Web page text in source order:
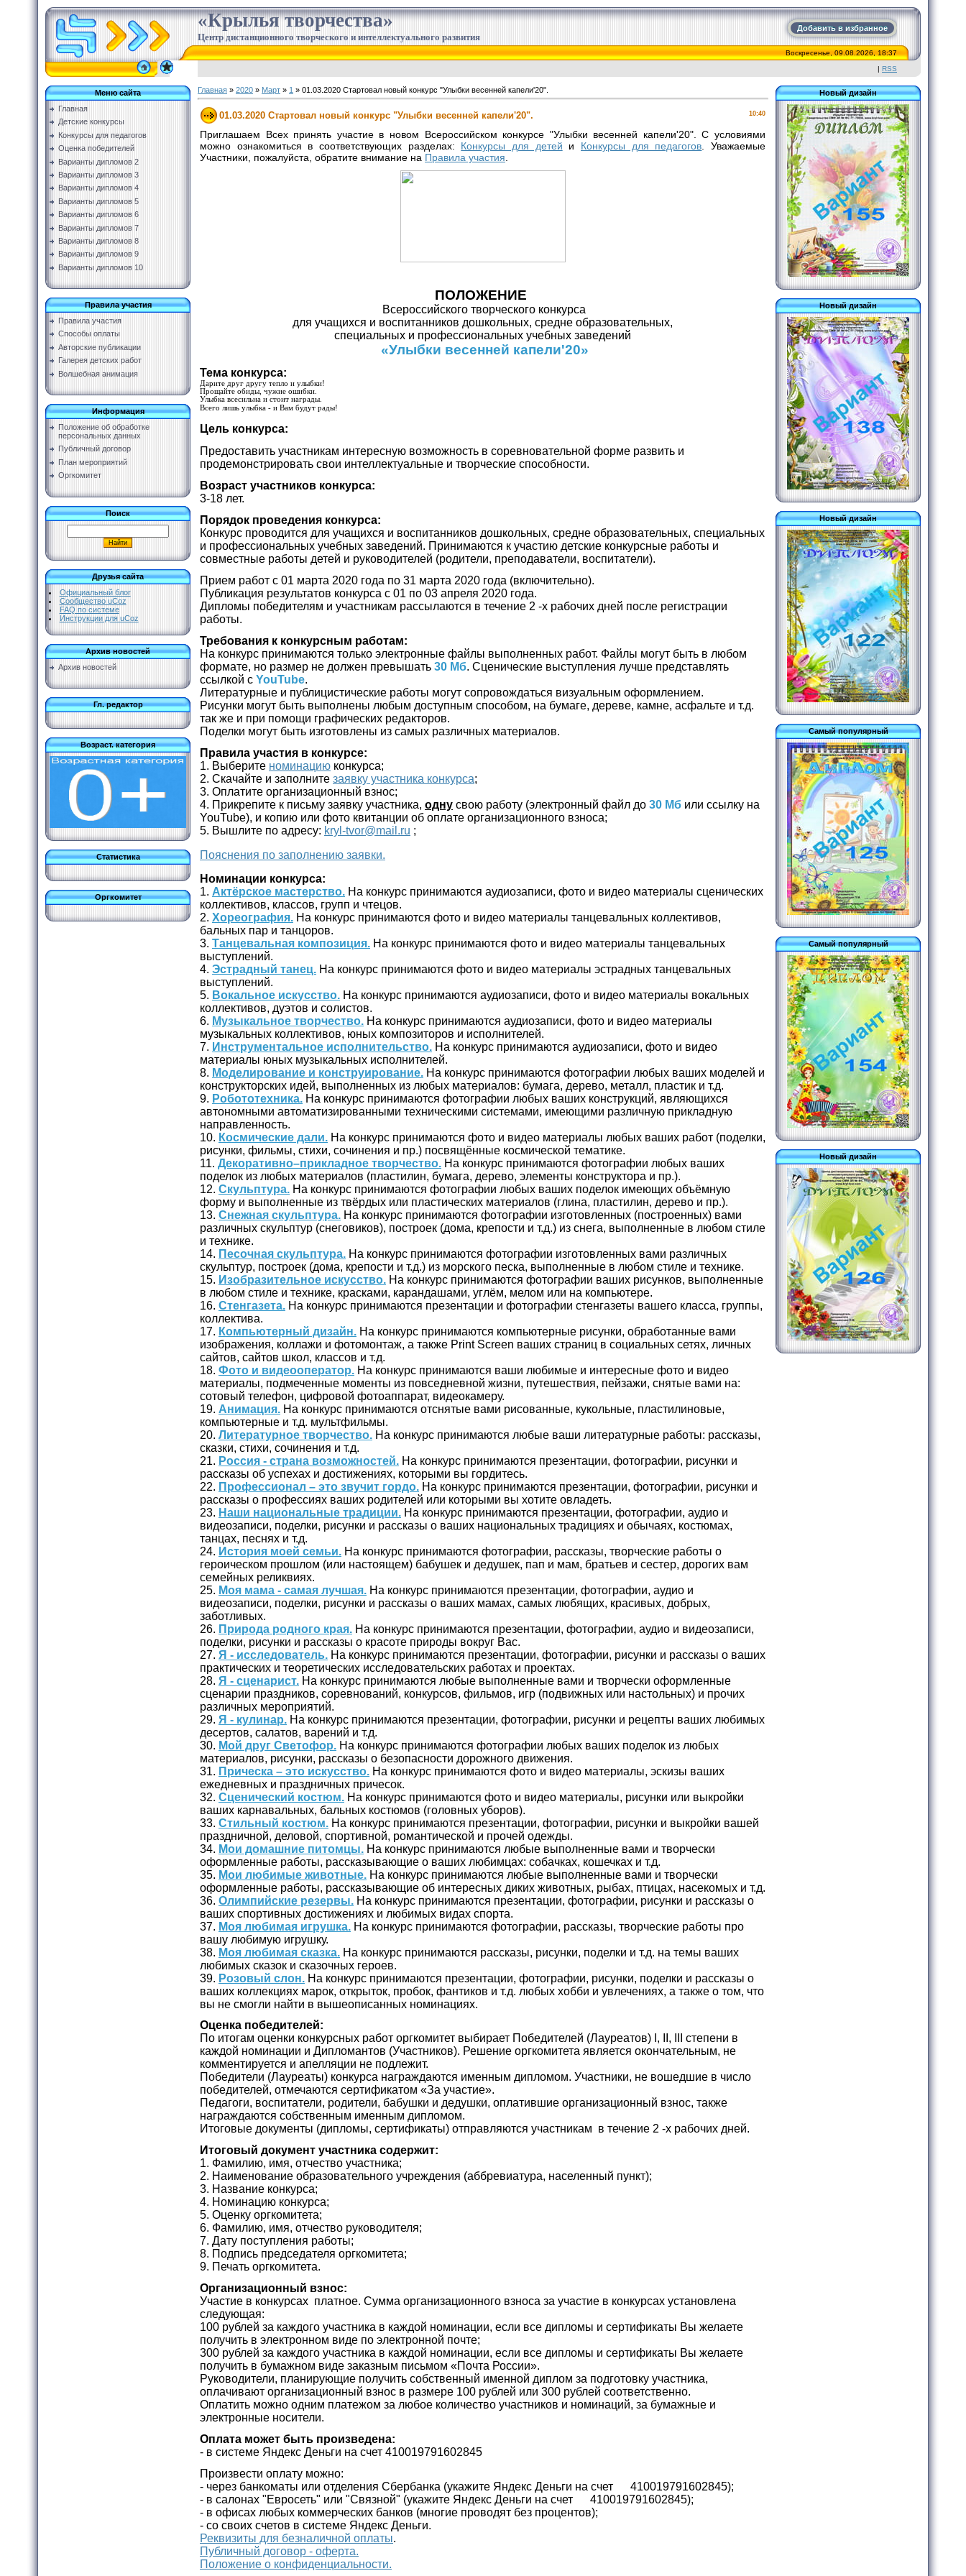
Добавить в избранное
«Крылья творчества»
Центр дистанционного творческого и интеллектуального развития
Воскресенье, 09.08.2026, 18:37
| RSS
Меню сайта
Главная
Детские конкурсы
Конкурсы для педагогов
Оценка победителей
Варианты дипломов 2
Варианты дипломов 3
Варианты дипломов 4
Варианты дипломов 5
Варианты дипломов 6
Варианты дипломов 7
Варианты дипломов 8
Варианты дипломов 9
Варианты дипломов 10
Правила участия
Правила участия
Способы оплаты
Авторские публикации
Галерея детских работ
Волшебная анимация
Информация
Положение об обработке
персональных данных
Публичный договор
План мероприятий
Оргкомитет
Поиск
Друзья сайта
Официальный блог
Сообщество uCoz
FAQ по системе
Инструкции для uCoz
Архив новостей
Архив новостей
Гл. редактор
Возраст. категория
Статистика
Оргкомитет
Главная » 2020 » Март » 1 » 01.03.2020 Стартовал новый конкурс "Улыбки весенней капели'20".
10:40
01.03.2020 Стартовал новый конкурс "Улыбки весенней капели'20".
Приглашаем Всех принять участие в новом Всероссийском конкурсе "Улыбки весенней капели'20". С условиями
можно ознакомиться в соответствующих разделах: Конкурсы для детей и Конкурсы для педагогов . Уважаемые
Участники, пожалуйста, обратите внимание на Правила участия
ПОЛОЖЕНИЕ
Всероссийского творческого конкурса
для учащихся и воспитанников дошкольных, средне образовательных,
специальных и профессиональных учебных заведений
«Улыбки весенней капели'20»
Тема конкурса:
Дарите друг другу тепло и улыбки!
Прощайте обиды, чужие ошибки.
Улыбка всесильна и стоит награды.
Всего лишь улыбка - и Вам будут рады!
Цель конкурса:
Предоставить участникам интересную возможность в соревновательной форме развить и
продемонстрировать свои интеллектуальные и творческие способности.
Возраст участников конкурса:
3-18 лет.
Порядок проведения конкурса:
Конкурс проводится для учащихся и воспитанников дошкольных, средне образовательных, специальных
и профессиональных учебных заведений. Принимаются к участию детские конкурсные работы и
совместные работы детей и руководителей (родители, преподаватели, воспитатели).
Прием работ с 01 марта 2020 года по 31 марта 2020 года (включительно).
Публикация результатов конкурса с 01 по 03 апреля 2020 года.
Дипломы победителям и участникам рассылаются в течение 2 -х рабочих дней после регистрации
работы.
Требования к конкурсным работам:
На конкурс принимаются только электронные файлы выполненных работ. Файлы могут быть в любом
формате, но размер не должен превышать 30 Мб. Сценические выступления лучше представлять
ссылкой с YouTube.
Литературные и публицистические работы могут сопровождаться визуальным оформлением.
Рисунки могут быть выполнены любым доступным способом, на бумаге, дереве, камне, асфальте и т.д.
так же и при помощи графических редакторов.
Поделки могут быть изготовлены из самых различных материалов.
Правила участия в конкурсе:
1. Выберите номинацию конкурса;
2. Скачайте и заполните заявку участника конкурса;
3. Оплатите организационный взнос;
4. Прикрепите к письму заявку участника, одну свою работу (электронный файл до 30 Мб или ссылку на
YouTube), и копию или фото квитанции об оплате организационного взноса;
5. Вышлите по адресу: kryl-tvor@mail.ru ;
Пояснения по заполнению заявки.
Номинации конкурса:
1. Актёрское мастерство. На конкурс принимаются аудиозаписи, фото и видео материалы сценических
коллективов, классов, групп и чтецов.
2. Хореография. На конкурс принимаются фото и видео материалы танцевальных коллективов,
бальных пар и танцоров.
3. Танцевальная композиция. На конкурс принимаются фото и видео материалы танцевальных
выступлений.
4. Эстрадный танец. На конкурс принимаются фото и видео материалы эстрадных танцевальных
выступлений.
5. Вокальное искусство. На конкурс принимаются аудиозаписи, фото и видео материалы вокальных
коллективов, дуэтов и солистов.
6. Музыкальное творчество. На конкурс принимаются аудиозаписи, фото и видео материалы
музыкальных коллективов, юных композиторов и исполнителей.
7. Инструментальное исполнительство. На конкурс принимаются аудиозаписи, фото и видео
материалы юных музыкальных исполнителей.
8. Моделирование и конструирование. На конкурс принимаются фотографии любых ваших моделей и
конструкторских идей, выполненных из любых материалов: бумага, дерево, металл, пластик и т.д.
9. Робототехника. На конкурс принимаются фотографии любых ваших конструкций, являющихся
автономными автоматизированными техническими системами, имеющими различную прикладную
направленность.
10. Космические дали. На конкурс принимаются фото и видео материалы любых ваших работ (поделки,
рисунки, фильмы, стихи, сочинения и пр.) посвящённые космической тематике.
11. Декоративно–прикладное творчество. На конкурс принимаются фотографии любых ваших
поделок из любых материалов (пластилин, бумага, дерево, элементы конструктора и пр.).
12. Скульптура. На конкурс принимаются фотографии любых ваших поделок имеющих объёмную
форму и выполненные из твёрдых или пластических материалов (глина, пластилин, дерево и пр.).
13. Снежная скульптура. На конкурс принимаются фотографии изготовленных (построенных) вами
различных скульптур (снеговиков), построек (дома, крепости и т.д.) из снега, выполненные в любом стиле
и технике.
14. Песочная скульптура. На конкурс принимаются фотографии изготовленных вами различных
скульптур, построек (дома, крепости и т.д.) из морского песка, выполненные в любом стиле и технике.
15. Изобразительное искусство. На конкурс принимаются фотографии ваших рисунков, выполненные
в любом стиле и технике, красками, карандашами, углём, мелом или на компьютере.
16. Стенгазета. На конкурс принимаются презентации и фотографии стенгазеты вашего класса, группы,
коллектива.
17. Компьютерный дизайн. На конкурс принимаются компьютерные рисунки, обработанные вами
изображения, коллажи и фотомонтаж, а также Print Screen ваших страниц в социальных сетях, личных
сайтов, сайтов школ, классов и т.д.
18. Фото и видеооператор. На конкурс принимаются ваши любимые и интересные фото и видео
материалы, подмеченные моменты из повседневной жизни, путешествия, пейзажи, снятые вами на:
сотовый телефон, цифровой фотоаппарат, видеокамеру.
19. Анимация. На конкурс принимаются отснятые вами рисованные, кукольные, пластилиновые,
компьютерные и т.д. мультфильмы.
20. Литературное творчество. На конкурс принимаются любые ваши литературные работы: рассказы,
сказки, стихи, сочинения и т.д.
21. Россия - страна возможностей. На конкурс принимаются презентации, фотографии, рисунки и
рассказы об успехах и достижениях, которыми вы гордитесь.
22. Профессионал – это звучит гордо. На конкурс принимаются презентации, фотографии, рисунки и
рассказы о профессиях ваших родителей или которыми вы хотите овладеть.
23. Наши национальные традиции. На конкурс принимаются презентации, фотографии, аудио и
видеозаписи, поделки, рисунки и рассказы о ваших национальных традициях и обычаях, костюмах,
танцах, песнях и т.д.
24. История моей семьи. На конкурс принимаются фотографии, рассказы, творческие работы о
героическом прошлом (или настоящем) бабушек и дедушек, пап и мам, братьев и сестер, дорогих вам
семейных реликвиях.
25. Моя мама - самая лучшая. На конкурс принимаются презентации, фотографии, аудио и
видеозаписи, поделки, рисунки и рассказы о ваших мамах, самых любящих, красивых, добрых,
заботливых.
26. Природа родного края. На конкурс принимаются презентации, фотографии, аудио и видеозаписи,
поделки, рисунки и рассказы о красоте природы вокруг Вас.
27. Я - исследователь. На конкурс принимаются презентации, фотографии, рисунки и рассказы о ваших
практических и теоретических исследовательских работах и проектах.
28. Я - сценарист. На конкурс принимаются любые выполненные вами и творчески оформленные
сценарии праздников, соревнований, конкурсов, фильмов, игр (подвижных или настольных) и прочих
различных мероприятий.
29. Я - кулинар. На конкурс принимаются презентации, фотографии, рисунки и рецепты ваших любимых
десертов, салатов, варений и т.д.
30. Мой друг Светофор. На конкурс принимаются фотографии любых ваших поделок из любых
материалов, рисунки, рассказы о безопасности дорожного движения.
31. Прическа – это искусство. На конкурс принимаются фото и видео материалы, эскизы ваших
ежедневных и праздничных причесок.
32. Сценический костюм. На конкурс принимаются фото и видео материалы, рисунки или выкройки
ваших карнавальных, бальных костюмов (головных уборов).
33. Стильный костюм. На конкурс принимаются презентации, фотографии, рисунки и выкройки вашей
праздничной, деловой, спортивной, романтической и прочей одежды.
34. Мои домашние питомцы. На конкурс принимаются любые выполненные вами и творчески
оформленные работы, рассказывающие о ваших любимцах: собачках, кошечках и т.д.
35. Мои любимые животные. На конкурс принимаются любые выполненные вами и творчески
оформленные работы, рассказывающие об интересных диких животных, рыбах, птицах, насекомых и т.д.
36. Олимпийские резервы. На конкурс принимаются презентации, фотографии, рисунки и рассказы о
ваших спортивных достижениях и любимых видах спорта.
37. Моя любимая игрушка. На конкурс принимаются фотографии, рассказы, творческие работы про
вашу любимую игрушку.
38. Моя любимая сказка. На конкурс принимаются рассказы, рисунки, поделки и т.д. на темы ваших
любимых сказок и сказочных героев.
39. Розовый слон. На конкурс принимаются презентации, фотографии, рисунки, поделки и рассказы о
ваших коллекциях марок, открыток, пробок, фантиков и т.д. любых хобби и увлечениях, а также о том, что
вы не смогли найти в вышеописанных номинациях.
Оценка победителей:
По итогам оценки конкурсных работ оргкомитет выбирает Победителей (Лауреатов) I, II, III степени в
каждой номинации и Дипломантов (Участников). Решение оргкомитета является окончательным, не
комментируется и апелляции не подлежит.
Победители (Лауреаты) конкурса награждаются именным дипломом. Участники, не вошедшие в число
победителей, отмечаются сертификатом «За участие».
Педагоги, воспитатели, родители, бабушки и дедушки, оплатившие организационный взнос, также
награждаются собственным именным дипломом.
Итоговые документы (дипломы, сертификаты) отправляются участникам в течение 2 -х рабочих дней.
Итоговый документ участника содержит:
1. Фамилию, имя, отчество участника;
2. Наименование образовательного учреждения (аббревиатура, населенный пункт);
3. Название конкурса;
4. Номинацию конкурса;
5. Оценку оргкомитета;
6. Фамилию, имя, отчество руководителя;
7. Дату поступления работы;
8. Подпись председателя оргкомитета;
9. Печать оргкомитета.
Организационный взнос:
Участие в конкурсах платное. Сумма организационного взноса за участие в конкурсах установлена
следующая:
100 рублей за каждого участника в каждой номинации, если все дипломы и сертификаты Вы желаете
получить в электронном виде по электронной почте;
300 рублей за каждого участника в каждой номинации, если все дипломы и сертификаты Вы желаете
получить в бумажном виде заказным письмом «Почта России».
Руководители, планирующие получить собственный именной диплом за подготовку участника,
оплачивают организационный взнос в размере 100 рублей или 300 рублей соответственно.
Оплатить можно одним платежом за любое количество участников и номинаций, за бумажные и
электронные носители.
Оплата может быть произведена:
- в системе Яндекс Деньги на счет 410019791602845
Произвести оплату можно:
- через банкоматы или отделения Сбербанка (укажите Яндекс Деньги на счет 410019791602845);
- в салонах "Евросеть" или "Связной" (укажите Яндекс Деньги на счет 410019791602845);
- в офисах любых коммерческих банков (многие проводят без процентов);
- со своих счетов в системе Яндекс Деньги.
Реквизиты для безналичной оплаты.
Публичный договор - оферта.
Положение о конфиденциальности.
Новый дизайн
Новый дизайн
Новый дизайн
Самый популярный
Самый популярный
Новый дизайн